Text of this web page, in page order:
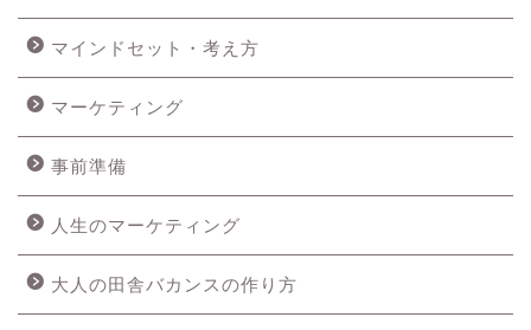
マインドセット・考え方
マーケティング
事前準備
人生のマーケティング
大人の田舎バカンスの作り方